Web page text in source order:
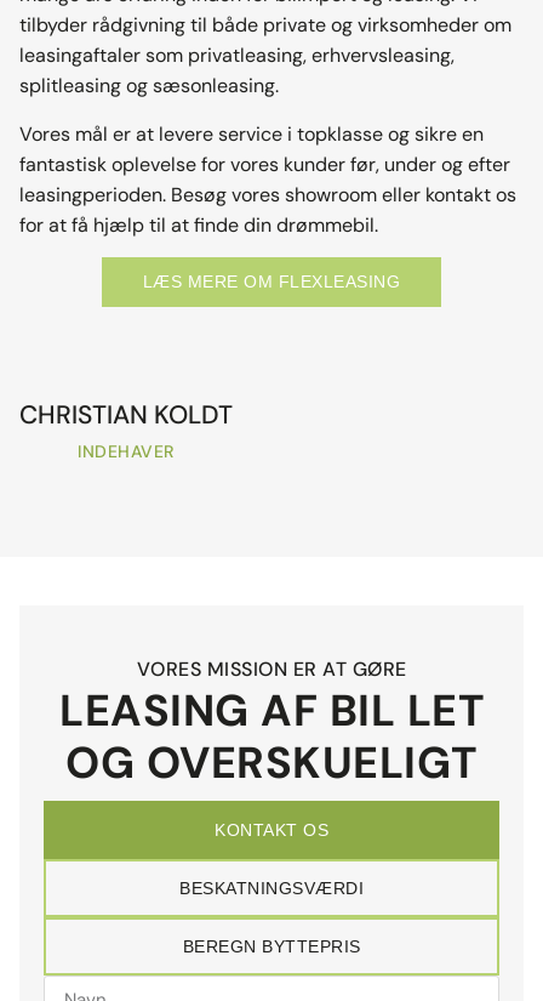
tilbyder rådgivning til både private og virksomheder om
leasingaftaler som privatleasing, erhvervsleasing,
splitleasing og sæsonleasing.
Vores mål er at levere service i topklasse og sikre en
fantastisk oplevelse for vores kunder før, under og efter
leasingperioden. Besøg vores showroom eller kontakt os
for at få hjælp til at finde din drømmebil.
LÆS MERE OM FLEXLEASING
CHRISTIAN KOLDT
INDEHAVER
VORES MISSION ER AT GØRE
LEASING AF BIL LET
OG OVERSKUELIGT
KONTAKT OS
BESKATNINGSVÆRDI
BEREGN BYTTEPRIS